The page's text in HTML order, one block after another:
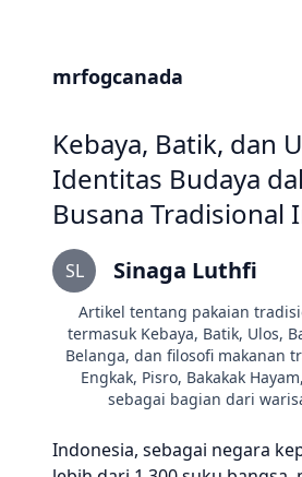
mrfogcanada
Kebaya, Batik, dan
Identitas Budaya
Busana Tradisional
SL Sinaga Luthfi
Artikel tentang pakaian
termasuk Kebaya, Batik, Ulos,
Belanga, dan filosofi makanan
Engkak, Pisro, Bakakak
sebagai bagian dari
Indonesia, sebagai negara